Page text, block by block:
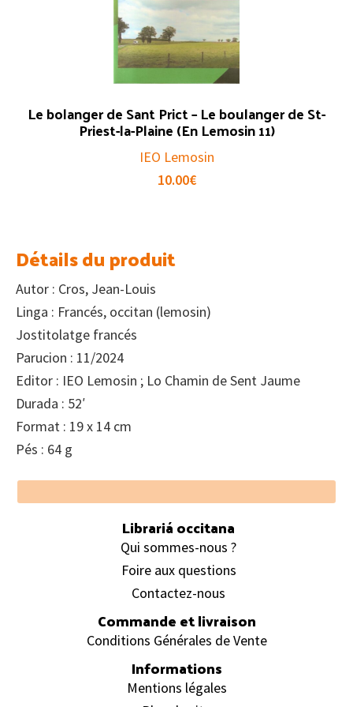
Le bolanger de Sant Prict – Le boulanger de St-
Priest-la-Plaine (En Lemosin 11)
IEO Lemosin
10.00€
Détails du produit
Autor : Cros, Jean-Louis
Linga : Francés, occitan (lemosin)
Jostitolatge francés
Parucion : 11/2024
Editor : IEO Lemosin ; Lo Chamin de Sent Jaume
Durada : 52′
Format : 19 x 14 cm
Pés : 64 g
Footer
Librariá occitana
Qui sommes-nous ?
Foire aux questions
Contactez-nous
Commande et livraison
Conditions Générales de Vente
Informations
Mentions légales